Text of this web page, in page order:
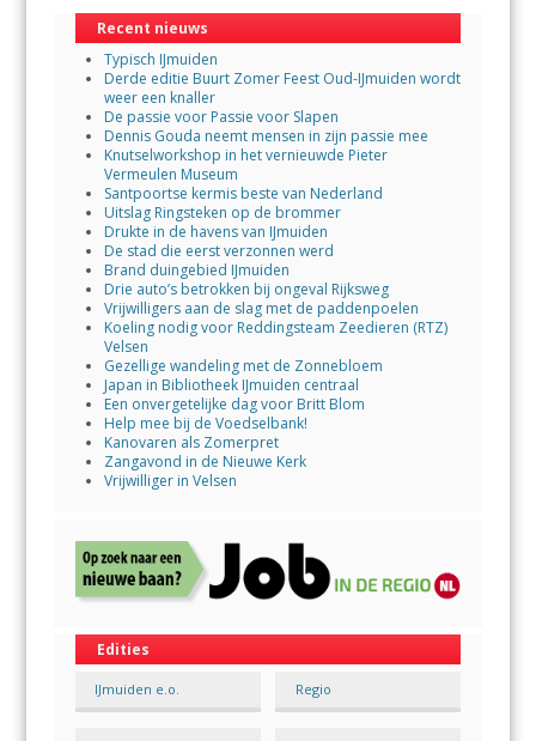
Recent nieuws
Typisch IJmuiden
Derde editie Buurt Zomer Feest Oud-IJmuiden wordt
weer een knaller
De passie voor Passie voor Slapen
Dennis Gouda neemt mensen in zijn passie mee
Knutselworkshop in het vernieuwde Pieter
Vermeulen Museum
Santpoortse kermis beste van Nederland
Uitslag Ringsteken op de brommer
Drukte in de havens van IJmuiden
De stad die eerst verzonnen werd
Brand duingebied IJmuiden
Drie auto’s betrokken bij ongeval Rijksweg
Vrijwilligers aan de slag met de paddenpoelen
Koeling nodig voor Reddingsteam Zeedieren (RTZ)
Velsen
Gezellige wandeling met de Zonnebloem
Japan in Bibliotheek IJmuiden centraal
Een onvergetelijke dag voor Britt Blom
Help mee bij de Voedselbank!
Kanovaren als Zomerpret
Zangavond in de Nieuwe Kerk
Vrijwilliger in Velsen
Edities
IJmuiden e.o. Regio